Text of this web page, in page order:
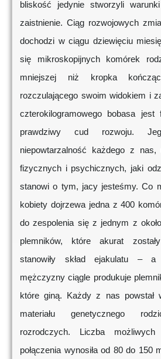
bliskość jedynie stworzyli
zaistnienie. Ciąg rozwojowych
dochodzi w ciągu dziewięciu
się mikroskopijnych komórek
mniejszej niż kropka
rozczulającego swoim widokiem i
czterokilogramowego bobasa
prawdziwy cud rozwoju.
niepowtarzalność każdego z nas,
fizycznych i psychicznych, jaki
stanowi o tym, jacy jesteśmy. Co
kobiety dojrzewa jedna z 400
do zespolenia się z jednym z
plemników, które akurat
stanowiły skład ejakulatu – a
mężczyzny ciągle produkuje
które giną. Każdy z nas powstał
materiału genetycznego
rozrodczych. Liczba
połączenia wynosiła od 80 do 150